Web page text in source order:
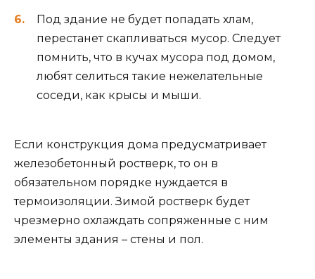
Под здание не будет попадать хлам,
перестанет скапливаться мусор. Следует
помнить, что в кучах мусора под домом,
любят селиться такие нежелательные
соседи, как крысы и мыши.
Если конструкция дома предусматривает
железобетонный ростверк, то он в
обязательном порядке нуждается в
термоизоляции. Зимой ростверк будет
чрезмерно охлаждать сопряженные с ним
элементы здания – стены и пол.